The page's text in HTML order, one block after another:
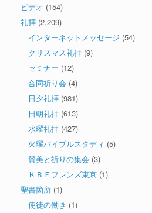
ビデオ (154)
礼拝 (2,209)
インターネットメッセージ (54)
クリスマス礼拝 (9)
セミナー (12)
合同祈り会 (4)
日夕礼拝 (981)
日朝礼拝 (613)
水曜礼拝 (427)
火曜バイブルスタディ (5)
賛美と祈りの集会 (3)
ＫＢＦフレンズ東京 (1)
聖書箇所 (1)
使徒の働き (1)